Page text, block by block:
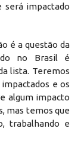
será impactado
é a questão da
no Brasil é
lista. Teremos
e os
algum impacto
mas temos que
trabalhando e